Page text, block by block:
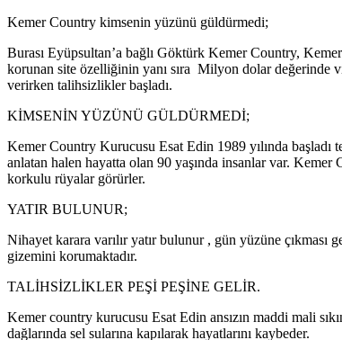
Kemer Country kimsenin yüzünü güldürmedi;
Burası Eyüpsultan’a bağlı Göktürk Kemer Country,
korunan site özelliğinin yanı sıra Milyon dolar değerinde
verirken talihsizlikler başladı.
KİMSENİN YÜZÜNÜ GÜLDÜRMEDİ;
Kemer Country Kurucusu Esat Edin 1989 yılında başladı
anlatan halen hayatta olan 90 yaşında insanlar var. Kemer
korkulu rüyalar görürler.
YATIR BULUNUR;
Nihayet karara varılır yatır bulunur , gün yüzüne çıkması
gizemini korumaktadır.
TALİHSİZLİKLER PEŞİ PEŞİNE GELİR.
Kemer country kurucusu Esat Edin ansızın maddi mali
dağlarında sel sularına kapılarak hayatlarını kaybeder.